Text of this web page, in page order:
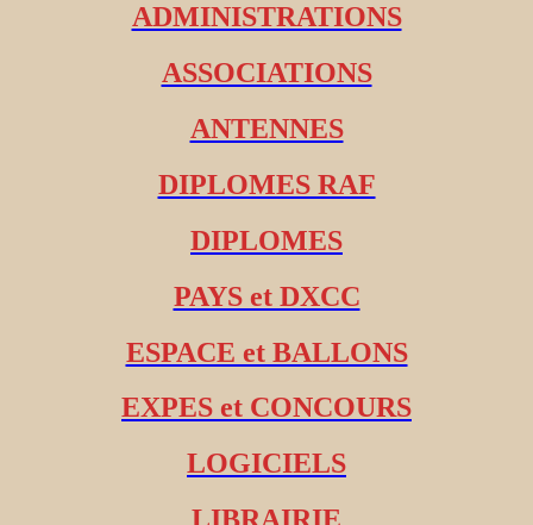
ADMINISTRATIONS
ASSOCIATIONS
ANTENNES
DIPLOMES RAF
DIPLOMES
PAYS et DXCC
ESPACE et BALLONS
EXPES et CONCOURS
LOGICIELS